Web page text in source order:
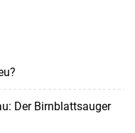
Der Birnblattsauger